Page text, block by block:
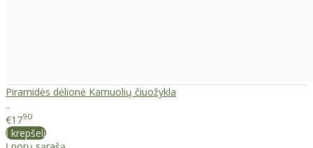
Piramidės dėlionė Kamuolių čiuožykla
..
€1790
Į krepšelį